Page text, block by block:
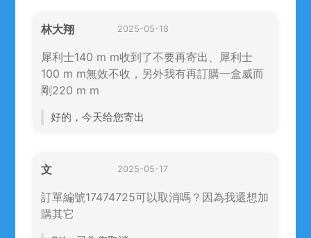
林大翔 2025-05-18
犀利士140 m m收到了不要再寄出、犀利士
100 m m無效不收，另外我有再訂購一盒威而
剛220 m m
好的，今天给您寄出
文 2025-05-17
訂單編號17474725可以取消嗎？因為我還想加
購其它